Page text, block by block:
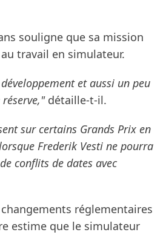
souligne que sa mission
travail en simulateur.
et aussi un peu
détaille-t-il.
sur certains Grands Prix en
Frederik Vesti ne pourra
conflits de dates avec
réglementaires
estime que le simulateur